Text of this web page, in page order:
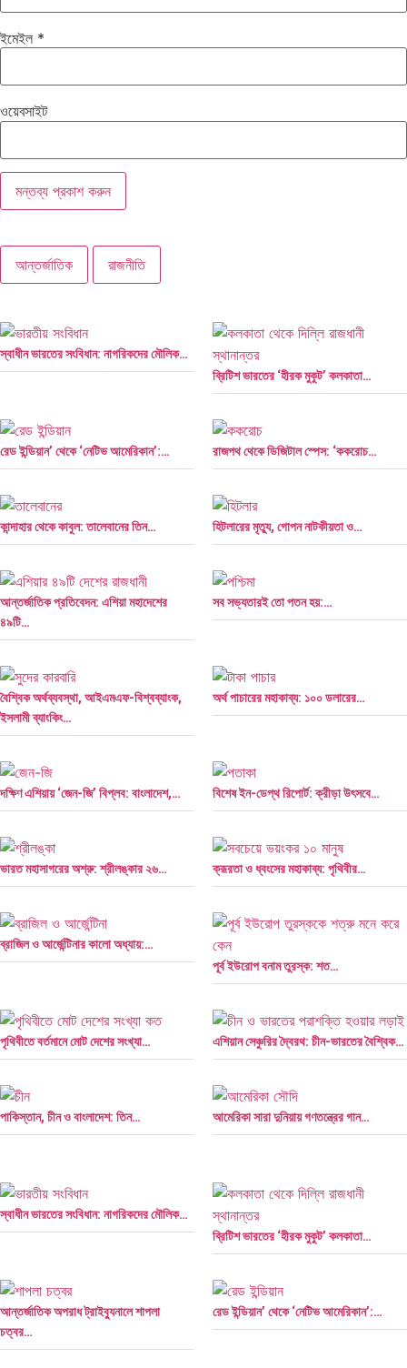
ইমেইল *
ওয়েবসাইট
আন্তর্জাতিক রাজনীতি
স্বাধীন ভারতের সংবিধান: নাগরিকদের মৌলিক…
ব্রিটিশ ভারতের ‘হীরক মুকুট’ কলকাতা…
রেড ইন্ডিয়ান’ থেকে ‘নেটিভ আমেরিকান’:… রাজপথ থেকে ডিজিটাল স্পেস: ‘ককরোচ…
কান্দাহার থেকে কাবুল: তালেবানের তিন… হিটলারের মৃত্যু, গোপন নাটকীয়তা ও…
আন্তর্জাতিক প্রতিবেদন: এশিয়া মহাদেশের
৪৯টি…
সব সভ্যতারই তো পতন হয়:…
বৈশ্বিক অর্থব্যবস্থা, আইএমএফ-বিশ্বব্যাংক,
ইসলামী ব্যাংকিং…
অর্থ পাচারের মহাকাব্য: ১০০ ডলারের…
দক্ষিণ এশিয়ায় ‘জেন-জি’ বিপ্লব: বাংলাদেশ,… বিশেষ ইন-ডেপ্থ রিপোর্ট: ক্রীড়া উৎসবে…
ভারত মহাসাগরের অশ্রু: শ্রীলঙ্কার ২৬… ক্রূরতা ও ধ্বংসের মহাকাব্য: পৃথিবীর…
ব্রাজিল ও আর্জেন্টিনার কালো অধ্যায়:…
পূর্ব ইউরোপ বনাম তুরস্ক: শত…
পৃথিবীতে বর্তমানে মোট দেশের সংখ্যা… এশিয়ান সেঞ্চুরির দ্বৈরথ: চীন-ভারতের বৈশ্বিক…
পাকিস্তান, চীন ও বাংলাদেশ: তিন… আমেরিকা সারা দুনিয়ায় গণতন্ত্রের গান…
স্বাধীন ভারতের সংবিধান: নাগরিকদের মৌলিক…
ব্রিটিশ ভারতের ‘হীরক মুকুট’ কলকাতা…
আন্তর্জাতিক অপরাধ ট্রাইব্যুনালে শাপলা
চত্বর…
রেড ইন্ডিয়ান’ থেকে ‘নেটিভ আমেরিকান’:…